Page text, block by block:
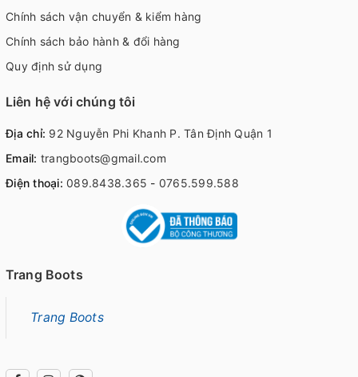
Chính sách vận chuyển & kiểm hàng
Chính sách bảo hành & đổi hàng
Quy định sử dụng
Liên hệ với chúng tôi
Địa chỉ: 92 Nguyễn Phi Khanh P. Tân Định Quận 1
Email: trangboots@gmail.com
Điện thoại: 089.8438.365 - 0765.599.588
Trang Boots
Trang Boots